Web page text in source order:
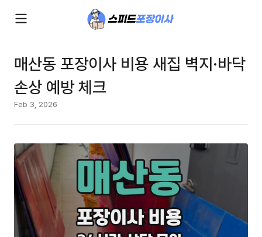
매산동 포장이사 비용 새집 벽지·바닥
손상 예방 체크
Feb 3, 2026